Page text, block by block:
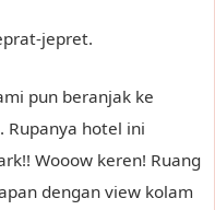
jepret.
pun beranjak ke
Rupanya hotel ini
Wooow keren! Ruang
dengan view kolam